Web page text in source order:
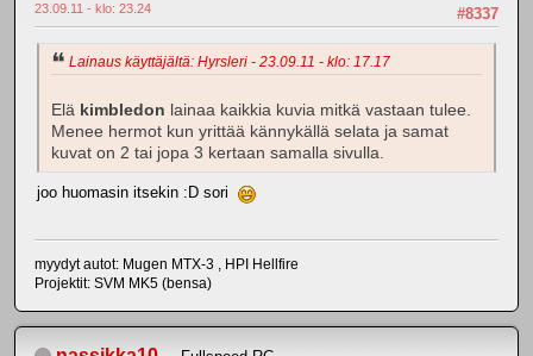
#8337
23.09.11 - klo: 23.24
Lainaus käyttäjältä: Hyrsleri - 23.09.11 - klo: 17.17
Elä kimbledon lainaa kaikkia kuvia mitkä vastaan tulee.
Menee hermot kun yrittää kännykällä selata ja samat
kuvat on 2 tai jopa 3 kertaan samalla sivulla.
joo huomasin itsekin :D sori
myydyt autot: Mugen MTX-3 , HPI Hellfire
Projektit: SVM MK5 (bensa)